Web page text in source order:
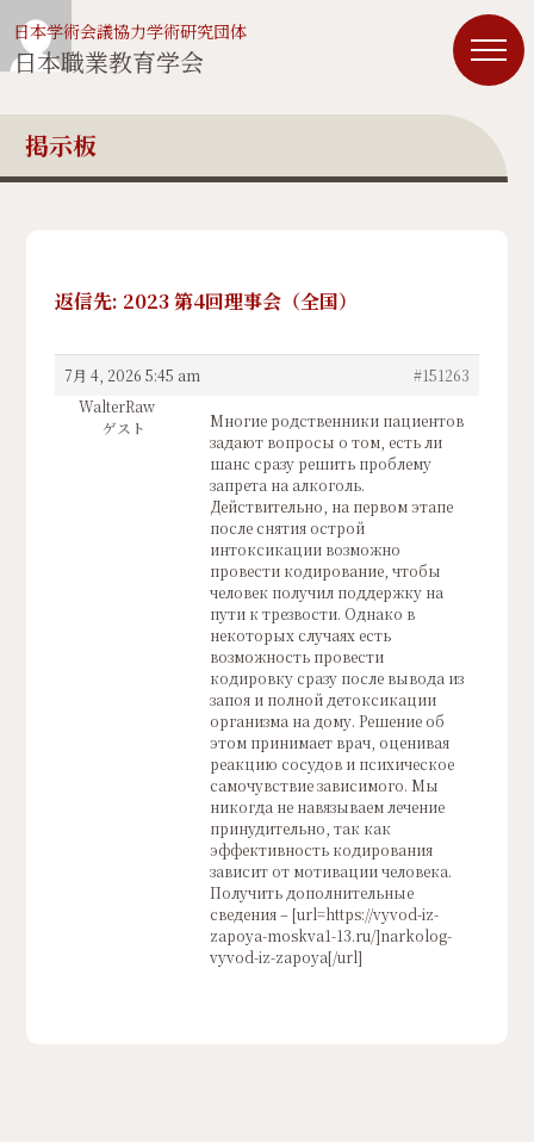
日本学術会議協力学術研究団体
日本職業教育学会
掲示板
返信先: 2023 第4回理事会（全国）
7月 4, 2026 5:45 am
#151263
WalterRaw
ゲスト
Многие родственники пациентов
задают вопросы о том, есть ли
шанс сразу решить проблему
запрета на алкоголь.
Действительно, на первом этапе
после снятия острой
интоксикации возможно
провести кодирование, чтобы
человек получил поддержку на
пути к трезвости. Однако в
некоторых случаях есть
возможность провести
кодировку сразу после вывода из
запоя и полной детоксикации
организма на дому. Решение об
этом принимает врач, оценивая
реакцию сосудов и психическое
самочувствие зависимого. Мы
никогда не навязываем лечение
принудительно, так как
эффективность кодирования
зависит от мотивации человека.
Получить дополнительные
сведения – [url=https://vyvod-iz-
zapoya-moskva1-13.ru/]narkolog-
vyvod-iz-zapoya[/url]